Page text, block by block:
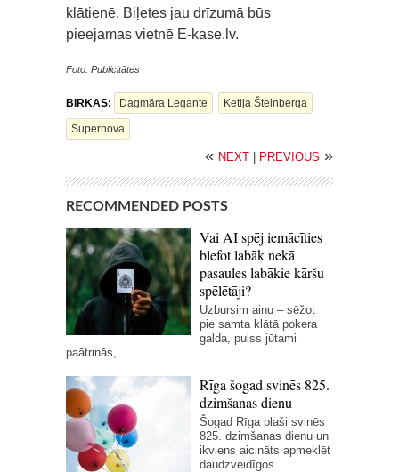
klātienē. Biļetes jau drīzumā būs
pieejamas vietnē E-kase.lv.
Foto: Publicitātes
BIRKAS: Dagmāra Legante Ketija Šteinberga
Supernova
« NEXT PREVIOUS »
RECOMMENDED POSTS
Vai AI spēj iemācīties
blefot labāk nekā
pasaules labākie kāršu
spēlētāji?
Uzbursim ainu – sēžot
pie samta klātā pokera
galda, pulss jūtami
paātrinās,...
Rīga šogad svinēs 825.
dzimšanas dienu
Šogad Rīga plaši svinēs
825. dzimšanas dienu un
ikviens aicināts apmeklēt
daudzveidīgos...